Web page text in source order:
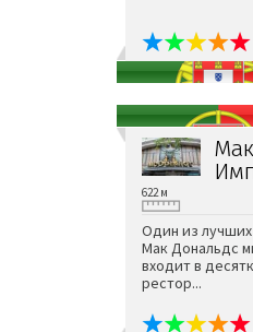
622 м
Один из
Мак Дональдс
входит в
рестор...